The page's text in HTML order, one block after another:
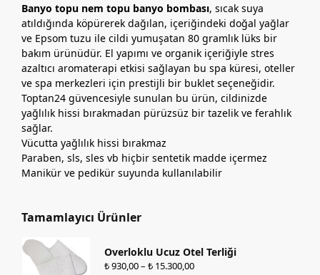
Banyo topu nem topu banyo bombası, sıcak suya
atıldığında köpürerek dağılan, içeriğindeki doğal yağlar
ve Epsom tuzu ile cildi yumuşatan 80 gramlık lüks bir
bakım ürünüdür. El yapımı ve organik içeriğiyle stres
azaltıcı aromaterapi etkisi sağlayan bu spa küresi, oteller
ve spa merkezleri için prestijli bir buklet seçeneğidir.
Toptan24 güvencesiyle sunulan bu ürün, cildinizde
yağlılık hissi bırakmadan pürüzsüz bir tazelik ve ferahlık
sağlar.
Vücutta yağlılık hissi bırakmaz
Paraben, sls, sles vb hiçbir sentetik madde içermez
Manikür ve pedikür suyunda kullanılabilir
Tamamlayıcı Ürünler
Overloklu Ucuz Otel Terliği
₺930,00– ₺ 15.300,00